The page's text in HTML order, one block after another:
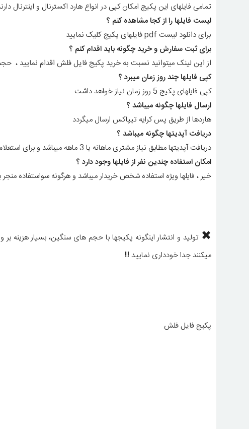
تمامی فایلهای این پکیج امکان کپی در انواع هارد اکسترنال و اینترنال
لیست فایلها را از کجا مشاهده کنم ؟
برای دانلود لیست pdf فایلهای پکیج کلیک نمایید
برای ثبت سفارش و خرید چگونه باید اقدام کنم ؟
از این لینک میتوانید نسبت به خرید پکیج فایل فلش اقدام نمایید ،
کپی فایلها چند روز زمان میبرد ؟
کپی فایلهای پکیج 5 روز زمان نیاز خواهد داشت
ارسال فایلها چگونه میباشد ؟
هاردها از طریق پس کرایه تیپاکس ارسال میگردد
دریافت آپدیتها چگونه میباشد ؟
دریافت آپدیتها مطابق نیاز مشتری ماهانه یا 3 ماهه میباشد و برای استعلام هزینه
امکان استفاده چندین نفر از فایلها وجود دارد ؟
خیر ، فایلها ویژه استفاده شخص خریدار میباشد و هرگونه سواستفاده
✖ تولید و انتشار اینگونه پکیجها با حجم های سنگین، بسیار هزینه
میکنند جدا خودداری نمایید !!!
پکیج فایل فلش